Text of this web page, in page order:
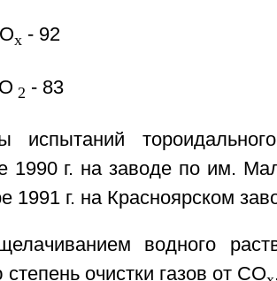
x- 92
2 - 83
испытаний
1990 г. на заводе по им.
1991 г. на Красноярском
водного
очистки газов от СО